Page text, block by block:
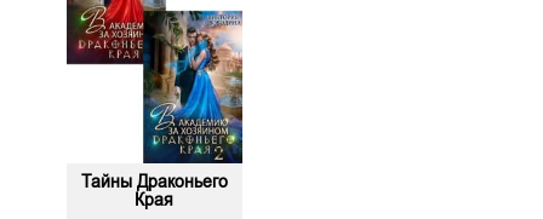
Тайны Драконьего
Края